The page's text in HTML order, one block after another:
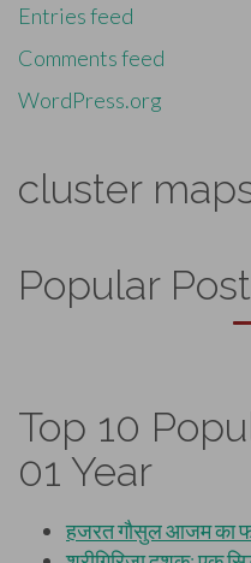
Entries feed
Comments feed
WordPress.org
cluster
Popular
Top 10
01 Year